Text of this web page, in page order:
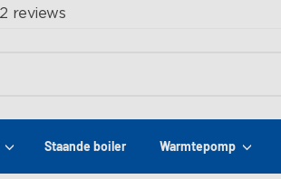
Staande boiler Warmtepomp